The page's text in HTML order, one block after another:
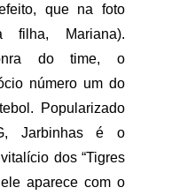
que na foto
filha, Mariana).
do time, o
número um do
Popularizado
Jarbinhas é o
dos “Tigres
aparece com o